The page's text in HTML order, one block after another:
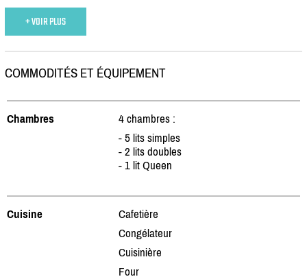
+ VOIR PLUS
COMMODITÉS ET ÉQUIPEMENT
Chambres
4 chambres :
- 5 lits simples
- 2 lits doubles
- 1 lit Queen
Cuisine
Cafetière
Congélateur
Cuisinière
Four